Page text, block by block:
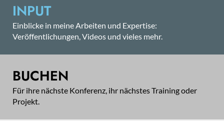
INPUT
Einblicke in meine Arbeiten und Expertise:
Veröffentlichungen, Videos und vieles mehr.
BUCHEN
Für ihre nächste Konferenz, ihr nächstes Training oder
Projekt.